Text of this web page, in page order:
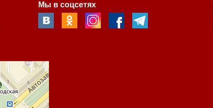
Мы в соцсетях